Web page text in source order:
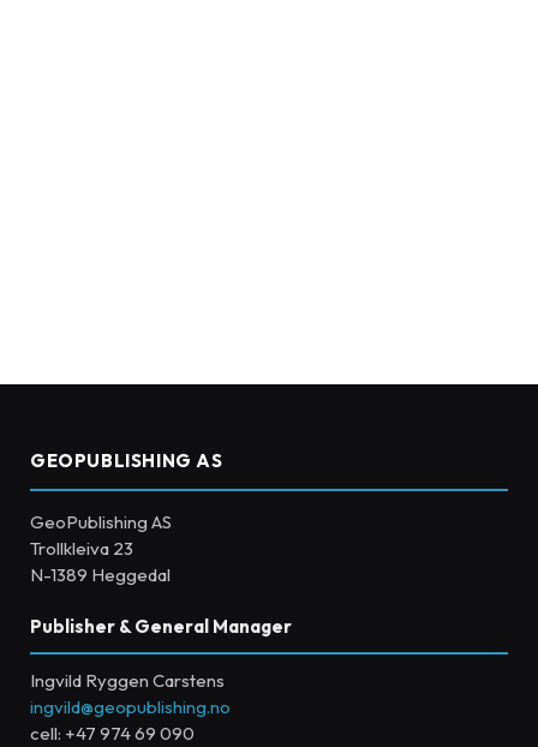
GEOPUBLISHING AS
GeoPublishing AS
Trollkleiva 23
N-1389 Heggedal
Publisher & General Manager
Ingvild Ryggen Carstens
ingvild@geopublishing.no
cell: +47 974 69 090